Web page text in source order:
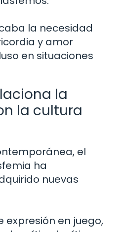
la necesidad
y amor
en situaciones
la
la cultura
el
ha
nuevas
expresión en juego,